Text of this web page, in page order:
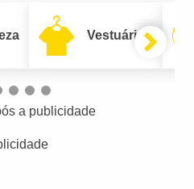
Vestuário
a publicidade